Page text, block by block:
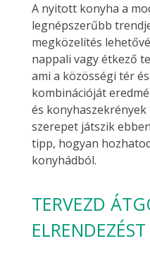
A nyitott konyha a
legnépszerűbb
megközelítés
nappali vagy étkező
ami a közösségi tér
kombinációját
és
szerepet játszik
tipp, hogyan
konyhádból.
TERVEZD
ELRENDEZÉST